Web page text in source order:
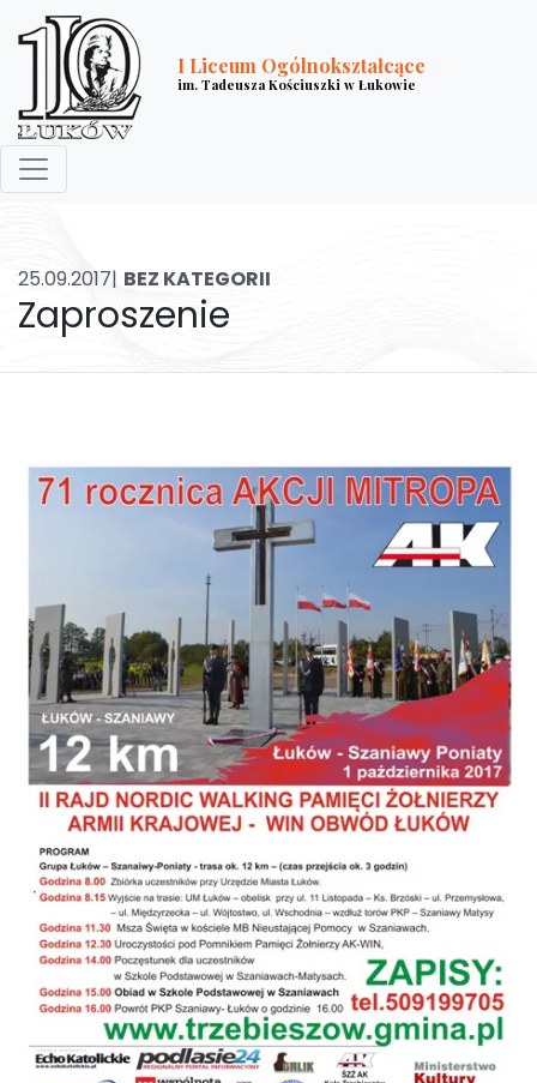
I Liceum Ogólnokształcące
im. Tadeusza Kościuszki w Łukowie
25.09.2017| BEZ KATEGORII
Zaproszenie